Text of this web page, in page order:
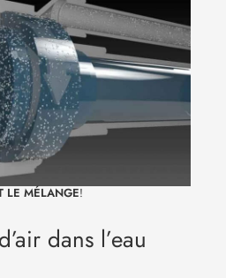
LE MÉLANGE!
dans l’eau